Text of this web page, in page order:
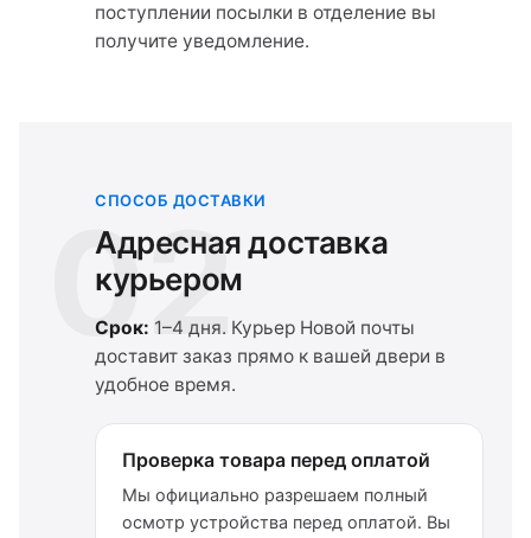
поступлении посылки в отделение вы
получите уведомление.
02
СПОСОБ ДОСТАВКИ
Адресная доставка
курьером
Срок: 1–4 дня. Курьер Новой почты
доставит заказ прямо к вашей двери в
удобное время.
Проверка товара перед оплатой
Мы официально разрешаем полный
осмотр устройства перед оплатой. Вы